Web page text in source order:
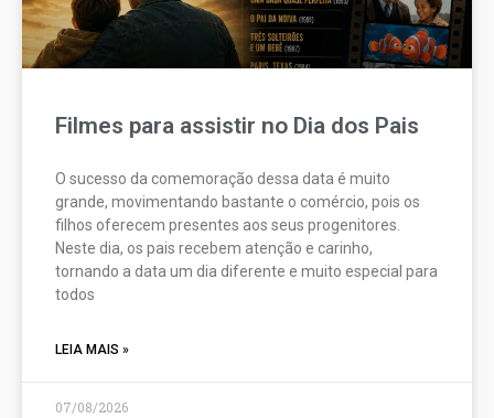
Filmes para assistir no Dia dos Pais
O sucesso da comemoração dessa data é muito
grande, movimentando bastante o comércio, pois os
filhos oferecem presentes aos seus progenitores.
Neste dia, os pais recebem atenção e carinho,
tornando a data um dia diferente e muito especial para
todos
LEIA MAIS »
07/08/2026